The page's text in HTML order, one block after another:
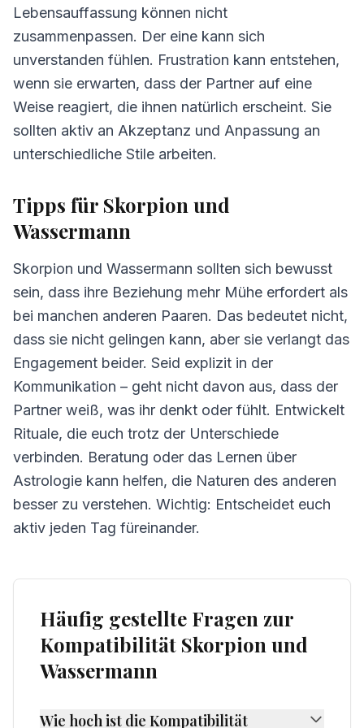
Lebensauffassung können nicht
zusammenpassen. Der eine kann sich
unverstanden fühlen. Frustration kann entstehen,
wenn sie erwarten, dass der Partner auf eine
Weise reagiert, die ihnen natürlich erscheint. Sie
sollten aktiv an Akzeptanz und Anpassung an
unterschiedliche Stile arbeiten.
Tipps für Skorpion und
Wassermann
Skorpion und Wassermann sollten sich bewusst
sein, dass ihre Beziehung mehr Mühe erfordert als
bei manchen anderen Paaren. Das bedeutet nicht,
dass sie nicht gelingen kann, aber sie verlangt das
Engagement beider. Seid explizit in der
Kommunikation – geht nicht davon aus, dass der
Partner weiß, was ihr denkt oder fühlt. Entwickelt
Rituale, die euch trotz der Unterschiede
verbinden. Beratung oder das Lernen über
Astrologie kann helfen, die Naturen des anderen
besser zu verstehen. Wichtig: Entscheidet euch
aktiv jeden Tag füreinander.
Häufig gestellte Fragen zur
Kompatibilität Skorpion und
Wassermann
Wie hoch ist die Kompatibilität